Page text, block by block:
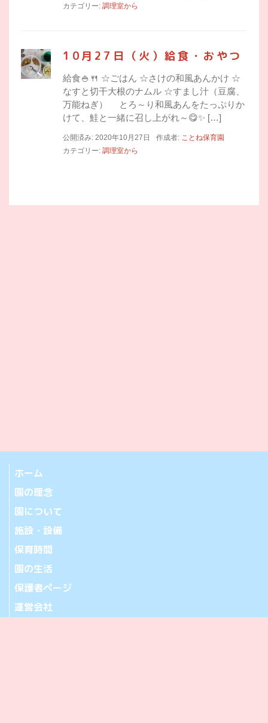
カテゴリー: 調理室から
10月27日（火）給食・おやつ
給食🍚🍴 ☆ごはん ☆さけの和風あんかけ ☆
なすと切干大根のナムル ☆すまし汁（豆腐、
万能ねぎ） とろ～り和風あんをたっぷりか
けて、鮭と一緒に召し上がれ～😋✨ […]
公開済み: 2020年10月27日 作成者: ことね保育園
カテゴリー: 調理室から
ホーム
園の理念
園について
施設・設備
保育時間
園の生活
保護者ページ
運営会社